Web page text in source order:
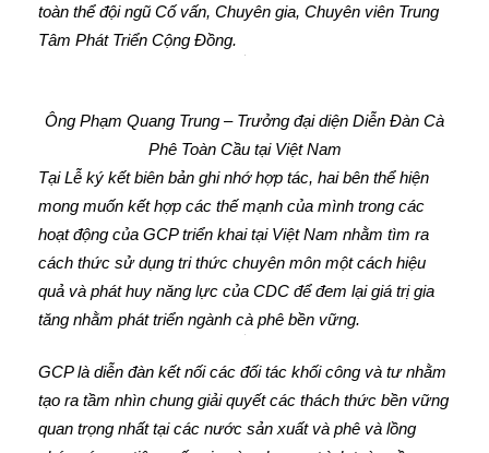
toàn thể đội ngũ Cố vấn, Chuyên gia, Chuyên viên Trung
Tâm Phát Triển Cộng Đồng.
Ông Phạm Quang Trung – Trưởng đại diện Diễn Đàn Cà
Phê Toàn Cầu tại Việt Nam
Tại Lễ ký kết biên bản ghi nhớ hợp tác, hai bên thể hiện
mong muốn kết hợp các thế mạnh của mình trong các
hoạt động của GCP triển khai tại Việt Nam nhằm tìm ra
cách thức sử dụng tri thức chuyên môn một cách hiệu
quả và phát huy năng lực của CDC để đem lại giá trị gia
tăng nhằm phát triển ngành cà phê bền vững.
GCP là diễn đàn kết nối các đối tác khối công và tư nhằm
tạo ra tầm nhìn chung giải quyết các thách thức bền vững
quan trọng nhất tại các nước sản xuất và phê và lồng